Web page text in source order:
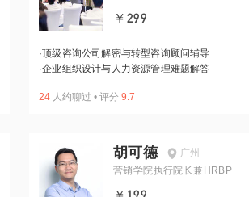
￥299
·顶级咨询公司解密与转型咨询顾问辅导
·企业组织设计与人力资源管理难题解答
24 人约聊过 • 评分 9.7
胡可德
广州
营销学院执行院长兼HRBP